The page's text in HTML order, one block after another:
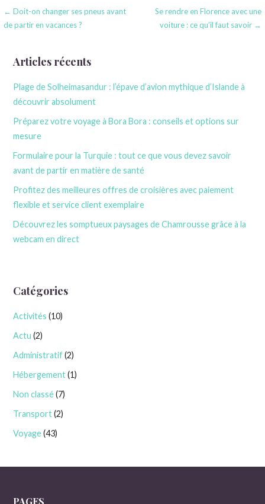
Navigation
de
l’article
← Doit-on changer ses pneus avant
de partir en vacances ?
Se rendre en Florence avec une
voiture : ce qu’il faut savoir →
Articles récents
Plage de Solheimasandur : l’épave d’avion mythique d’Islande à
découvrir absolument
Préparez votre voyage à Bora Bora : conseils et options sur
mesure
Formulaire pour la Turquie : tout ce que vous devez savoir
avant de partir en matière de santé
Profitez des meilleures offres de croisières avec paiement
flexible et service client exemplaire
Découvrez les somptueux paysages de Chamrousse grâce à la
webcam en direct
Catégories
Activités (10)
Actu (2)
Administratif(2)
Hébergement(1)
Non classé(7)
Transport(2)
Voyage(43)
PAGES